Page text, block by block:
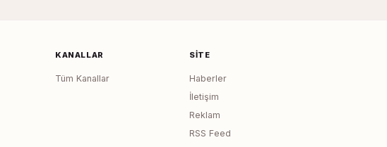
KANALLAR
Tüm Kanallar
SITE
Haberler
İletişim
Reklam
RSS Feed